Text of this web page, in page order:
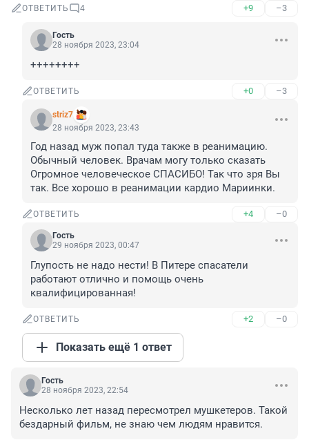
ОТВЕТИТЬ 4 +9 –3
Гость
28 ноября 2023, 23:04
++++++++
ОТВЕТИТЬ +0 –3
striz7
28 ноября 2023, 23:43
Год назад муж попал туда также в реанимацию.
Обычный человек. Врачам могу только сказать
Огромное человеческое СПАСИБО! Так что зря Вы
так. Все хорошо в реанимации кардио Мариинки.
ОТВЕТИТЬ +4 –0
Гость
29 ноября 2023, 00:47
Глупость не надо нести! В Питере спасатели
работают отлично и помощь очень
квалифицированная!
ОТВЕТИТЬ +2 –0
Показать ещё 1 ответ
Гость
28 ноября 2023, 22:54
Несколько лет назад пересмотрел мушкетеров. Такой
бездарный фильм, не знаю чем людям нравится.